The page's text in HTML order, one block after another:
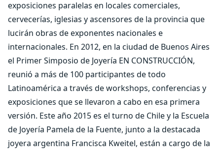
exposiciones paralelas en locales comerciales,
cervecerías, iglesias y ascensores de la provincia que
lucirán obras de exponentes nacionales e
internacionales. En 2012, en la ciudad de Buenos Aires
el Primer Simposio de Joyería EN CONSTRUCCIÓN,
reunió a más de 100 participantes de todo
Latinoamérica a través de workshops, conferencias y
exposiciones que se llevaron a cabo en esa primera
versión. Este año 2015 es el turno de Chile y la Escuela
de Joyería Pamela de la Fuente, junto a la destacada
joyera argentina Francisca Kweitel, están a cargo de la